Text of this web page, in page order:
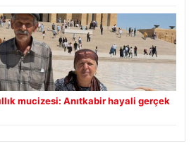
mucizesi: Anıtkabir hayali gerçek